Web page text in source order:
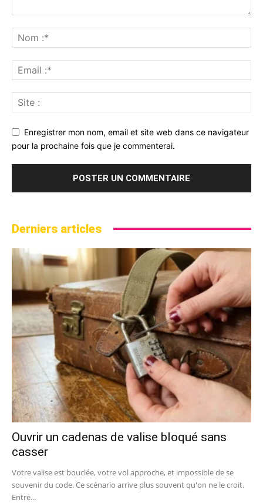
Enregistrer mon nom, email et site web dans ce navigateur
pour la prochaine fois que je commenterai.
Derniers articles
Ouvrir un cadenas de valise bloqué sans
casser
Votre valise est bouclée, votre vol approche, et impossible de se
souvenir du code. Ce scénario arrive plus souvent qu'on ne le croit.
Entre...